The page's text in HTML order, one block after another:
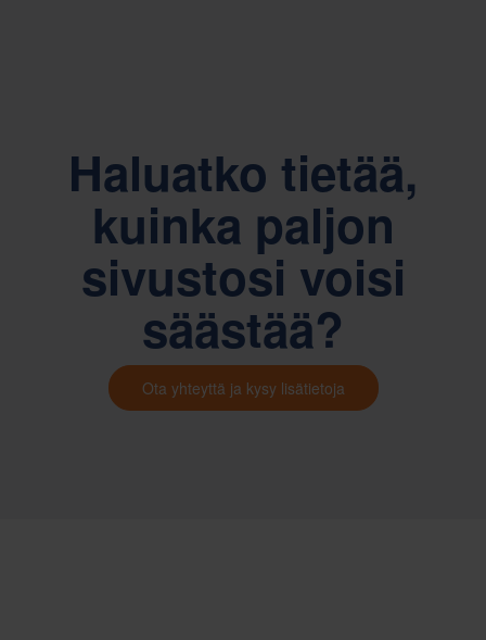
Haluatko tietää,
kuinka paljon
sivustosi voisi
säästää?
Ota yhteyttä ja kysy lisätietoja